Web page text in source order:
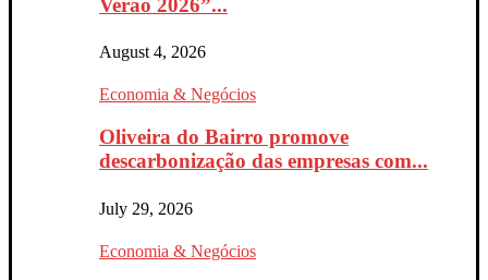
August 4, 2026
Economia & Negócios
Oliveira do Bairro promove
descarbonização das empresas com...
July 29, 2026
Economia & Negócios